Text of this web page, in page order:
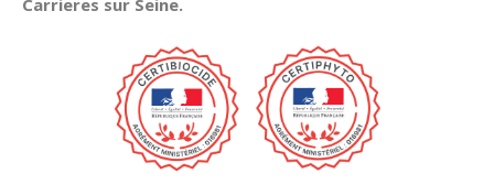
Carrieres sur Seine.